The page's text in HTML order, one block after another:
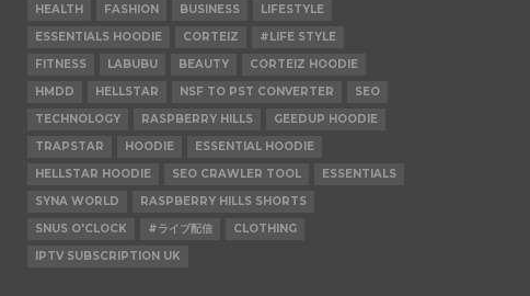
HEALTH FASHION BUSINESS
LIFESTYLE
ESSENTIALS HOODIE
CORTEIZ
#LIFE STYLE
FITNESS
LABUBU BEAUTY
CORTEIZ HOODIE
HMDD
HELLSTAR NSF TO PST CONVERTER
SEO
TECHNOLOGY
RASPBERRY HILLS
GEEDUP HOODIE
TRAPSTAR
HOODIE
ESSENTIAL HOODIE
HELLSTAR HOODIE
SEO CRAWLER TOOL
ESSENTIALS
SYNA WORLD
RASPBERRY HILLS SHORTS
SNUS O'CLOCK
#ライブ配信
CLOTHING
IPTV SUBSCRIPTION UK